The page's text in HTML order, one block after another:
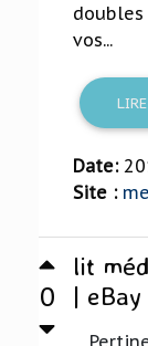
vos...
Date:
Site :
0
lit
| eBay